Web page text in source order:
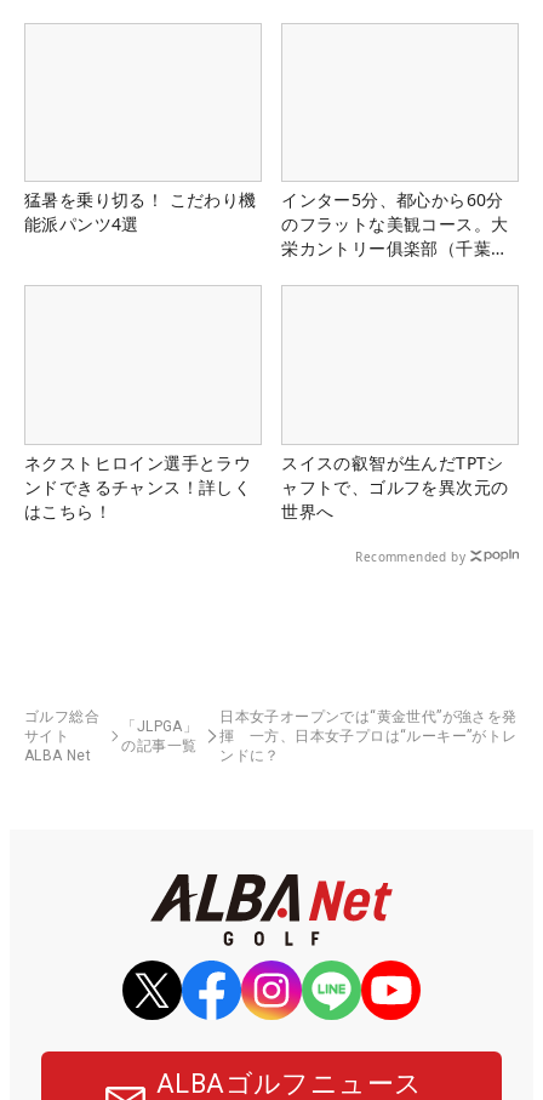
猛暑を乗り切る！ こだわり機
能派パンツ4選
インター5分、都心から60分
のフラットな美観コース。大
栄カントリー俱楽部（千葉
ネクストヒロイン選手とラウ
ンドできるチャンス！詳しく
はこちら！
スイスの叡智が生んだTPTシ
ャフトで、ゴルフを異次元の
世界へ
Recommended by
ゴルフ総合
サイト
ALBA Net
「JLPGA」
の記事一覧
日本女子オープンでは“黄金世代”が強さを発
揮 一方、日本女子プロは“ルーキー”がトレ
ンドに？
ALBAゴルフニュース